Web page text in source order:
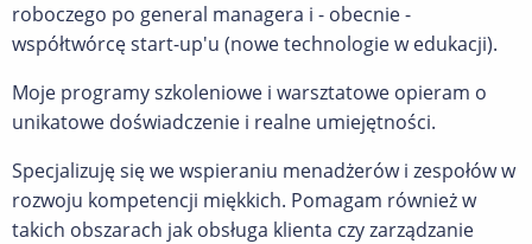
roboczego po general managera i - obecnie -
współtwórcę start-up'u (nowe technologie w edukacji).
Moje programy szkoleniowe i warsztatowe opieram o
unikatowe doświadczenie i realne umiejętności.
Specjalizuję się we wspieraniu menadżerów i zespołów w
rozwoju kompetencji miękkich. Pomagam również w
takich obszarach jak obsługa klienta czy zarządzanie